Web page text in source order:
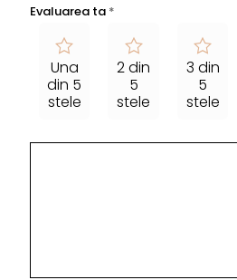
Evaluarea ta *
Una
din 5
stele
2 din
5
stele
3 din
5
stele